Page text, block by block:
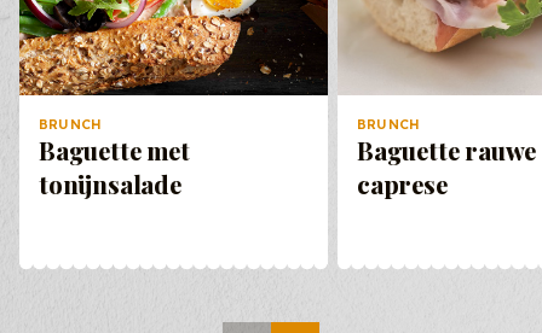
BRUNCH
Baguette met
tonijnsalade
BRUNCH
Baguette
caprese